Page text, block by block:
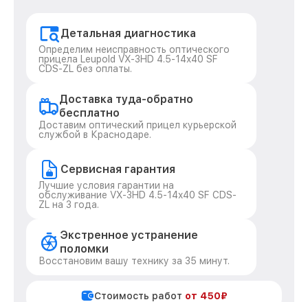
Детальная диагностика
Определим неисправность оптического
прицела Leupold VX-3HD 4.5-14x40 SF
CDS-ZL без оплаты.
Доставка туда-обратно
бесплатно
Доставим оптический прицел курьерской
службой в Краснодаре.
Сервисная гарантия
Лучшие условия гарантии на
обслуживание VX-3HD 4.5-14x40 SF CDS-
ZL на 3 года.
Экстренное устранение
поломки
Восстановим вашу технику за 35 минут.
Стоимость работ от 450₽